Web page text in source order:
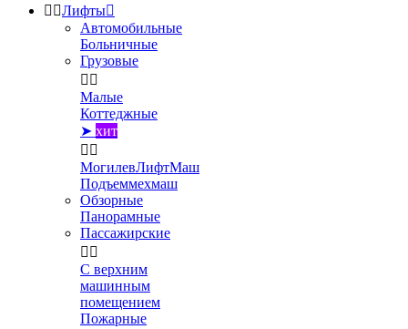
 Лифты
Автомобильные
Больничные
Грузовые
 
Малые
Коттеджные
➤ хит
 
МогилевЛифтМаш
Подъеммехмаш
Обзорные
Панорамные
Пассажирские
 
С верхним
машинным
помещением
Пожарные